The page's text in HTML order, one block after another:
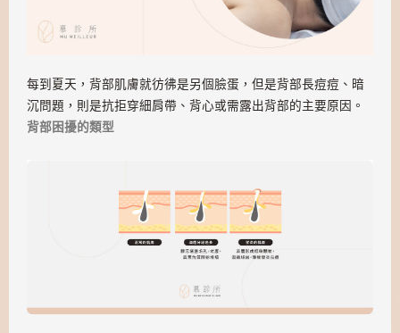
每到夏天，背部肌膚就彷彿是另個臉蛋，但是背部長痘痘、暗
沉問題，則是抗拒穿細肩帶、背心或需露出背部的主要原因。
背部困擾的類型